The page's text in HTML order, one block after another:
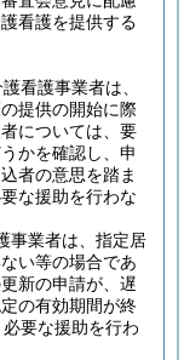
看護を提供する
看護事業者は、
提供の開始に際
については、要
かを確認し、申
者の意思を踏ま
な援助を行わな
事業者は、指定居
い等の場合であ
新の申請が、遅
の有効期間が終
要な援助を行わ